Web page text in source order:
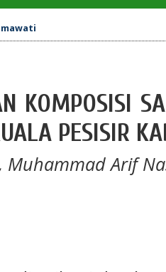
KOMPOSISI
PESISIR
Muhammad Arif